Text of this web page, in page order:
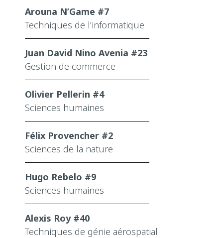
Arouna N’Game #7
Techniques de l’informatique
Juan David Nino Avenia #23
Gestion de commerce
Olivier Pellerin #4
Sciences humaines
Félix Provencher #2
Sciences de la nature
Hugo Rebelo #9
Sciences humaines
Alexis Roy #40
Techniques de génie aérospatial